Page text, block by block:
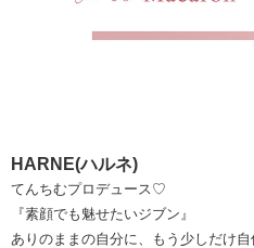
HARNE(ハルネ)
てんちむプロデュース♡
『素顔でも魅せたいジブン』
ありのままの自分に、もう少しだけ自